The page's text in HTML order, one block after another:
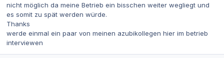
nicht möglich da meine Betrieb ein bisschen weiter wegliegt und
es somit zu spät werden würde.
Thanks
werde einmal ein paar von meinen azubikollegen hier im betrieb
interviewen